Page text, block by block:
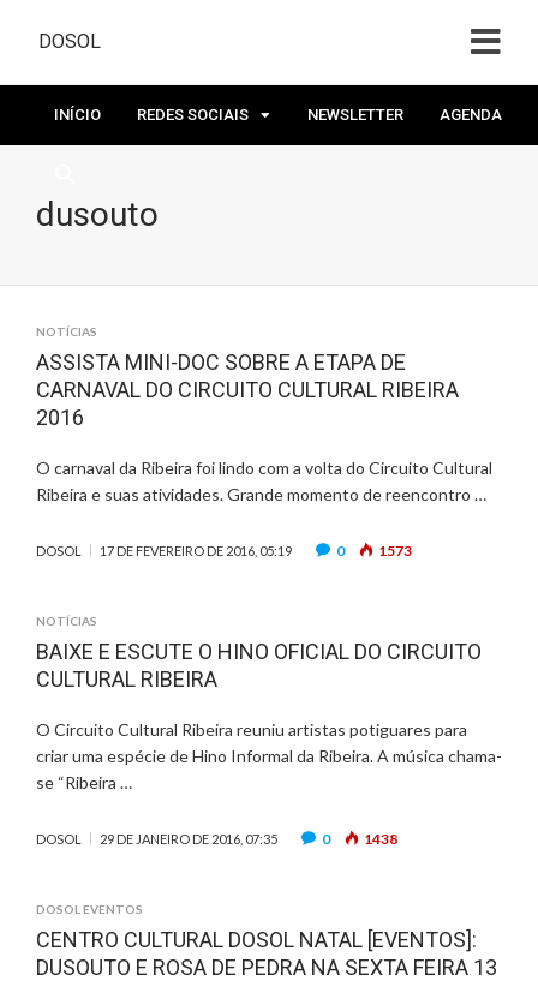
DOSOL
INÍCIO REDES SOCIAIS NEWSLETTER AGENDA
dusouto
NOTÍCIAS
ASSISTA MINI-DOC SOBRE A ETAPA DE
CARNAVAL DO CIRCUITO CULTURAL RIBEIRA
2016
O carnaval da Ribeira foi lindo com a volta do Circuito Cultural
Ribeira e suas atividades. Grande momento de reencontro …
DOSOL 17 DE FEVEREIRO DE 2016, 05:19 0 1573
NOTÍCIAS
BAIXE E ESCUTE O HINO OFICIAL DO CIRCUITO
CULTURAL RIBEIRA
O Circuito Cultural Ribeira reuniu artistas potiguares para
criar uma espécie de Hino Informal da Ribeira. A música chama-
se “Ribeira …
DOSOL 29 DE JANEIRO DE 2016, 07:35 0 1438
DOSOL EVENTOS
CENTRO CULTURAL DOSOL NATAL [EVENTOS]:
DUSOUTO E ROSA DE PEDRA NA SEXTA FEIRA 13